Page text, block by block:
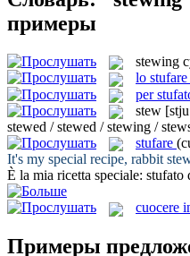
примеры
stewing
lo stufare
per
stew
stewed / stewed / stewing /
stufare
It's my special recipe, rabbit
È la mia ricetta speciale: stufato
cuocere
Примеры